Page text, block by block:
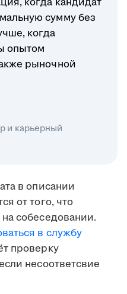
сумму без
когда
опытом
рыночной
и карьерный
в описании
от того, что
собеседовании.
в службу
проверку
несоответсвие